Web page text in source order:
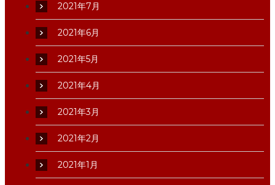
2021年7月
2021年6月
2021年5月
2021年4月
2021年3月
2021年2月
2021年1月